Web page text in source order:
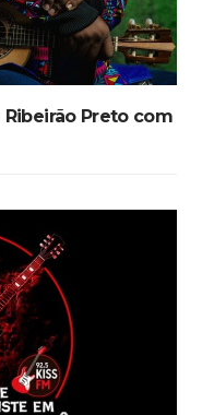
Preto com